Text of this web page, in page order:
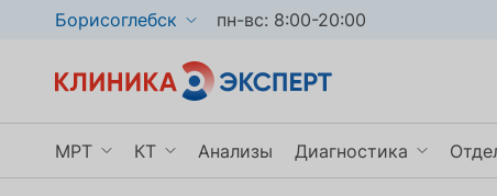
Борисоглебск пн-вс: 8:00-20:00
МРТ КТ Анализы Диагностика